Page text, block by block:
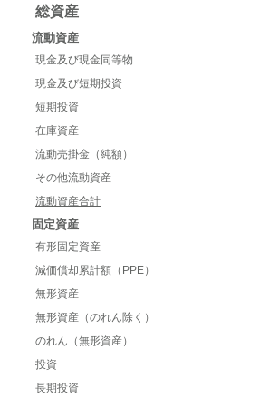
総資産
流動資産
現金及び現金同等物
現金及び短期投資
短期投資
在庫資産
流動売掛金（純額）
その他流動資産
流動資産合計
固定資産
有形固定資産
減価償却累計額（PPE）
無形資産
無形資産（のれん除く）
のれん（無形資産）
投資
長期投資